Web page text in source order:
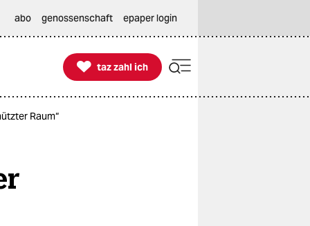
abo genossenschaft epaper login

taz zahl ich
taz zahl ich
Raum“